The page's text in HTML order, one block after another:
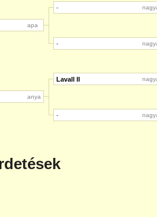
apa
anya
-
-
Lavall II
-